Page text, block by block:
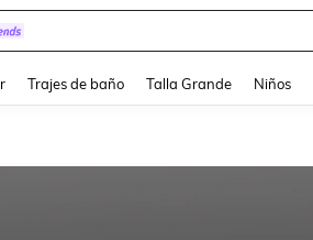
Trajes de baño Talla Grande Niños